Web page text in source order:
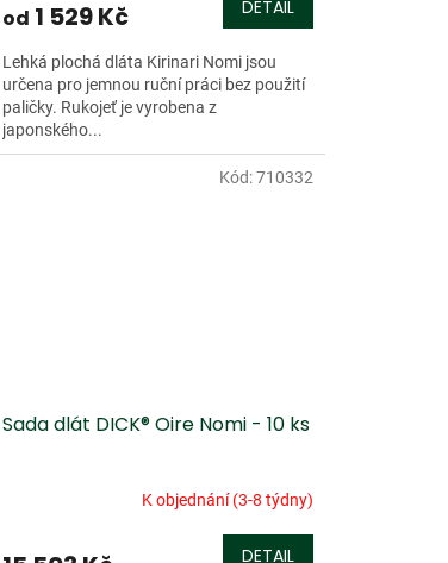
od 1 529 Kč DETAIL
Lehká plochá dláta Kirinari Nomi jsou
určena pro jemnou ruční práci bez použití
paličky. Rukojeť je vyrobena z
japonského...
Sada dlát DICK® Oire Nomi - 10 ks
K objednání (3-8 týdny)
DETAIL
Kód:710332